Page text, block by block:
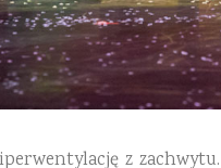
z